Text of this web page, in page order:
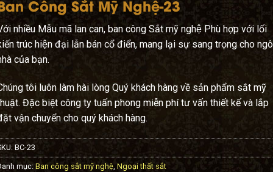
Công Sắt Mỹ Nghệ-23
nhiều Mẫu mã lan can, ban công Sắt mỹ nghệ Phù hợp với lối
trúc hiện đại lẫn bán cổ điển, mang lại sự sang trọng cho
của bạn.
tôi luôn làm hài lòng Quý khách hàng về sản phẩm sắt mỹ
Đặc biệt công ty tuấn phong miễn phí tư vấn thiết kế và lắp
vận chuyển cho quý khách hàng.
BC-23
mục: Ban công sắt mỹ nghệ, Ngoại thất sắt